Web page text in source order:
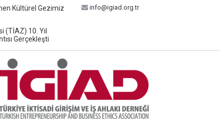
Kültürel Gezimiz
(TİAZ) 10. Yıl
Gerçekleşti
info@igiad.org.tr